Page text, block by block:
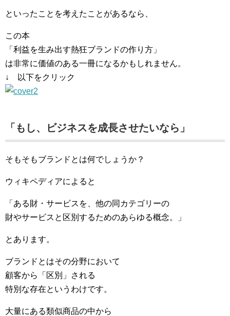
といったことを考えたことがあるなら、
この本
「利益を生み出す熱狂ブランドの作り方」
は非常に価値のある一冊になるかもしれません。
↓ 以下をクリック
「もし、ビジネスを成長させたいなら」
そもそもブランドとは何でしょうか？
ウィキペディアによると
「ある財・サービスを、他の同カテゴリーの
財やサービスと区別するためのあらゆる概念。」
とあります。
ブランドとはその分野において
顧客から「区別」される
特別な存在というわけです。
大量にある類似商品の中から